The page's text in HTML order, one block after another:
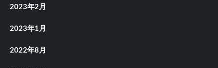
2023年2月
2023年1月
2022年8月